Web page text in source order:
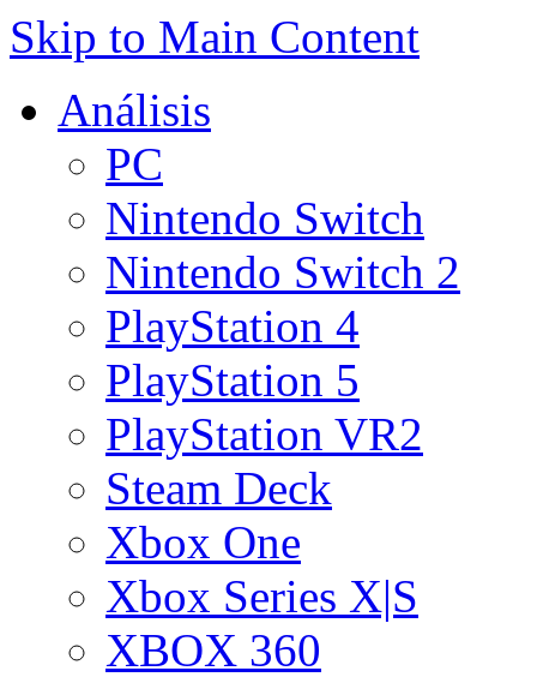
Skip to Main Content
Análisis
PC
Nintendo Switch
Nintendo Switch 2
PlayStation 4
PlayStation 5
PlayStation VR2
Steam Deck
Xbox One
Xbox Series X|S
XBOX 360